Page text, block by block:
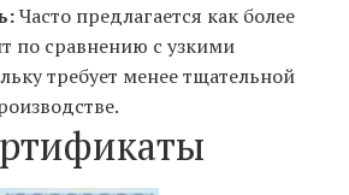
Часто предлагается как более
по сравнению с узкими
требует менее тщательной